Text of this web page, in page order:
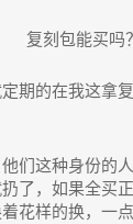
期的在我这拿
们这种身份的
了，如果全买
花样的换，一